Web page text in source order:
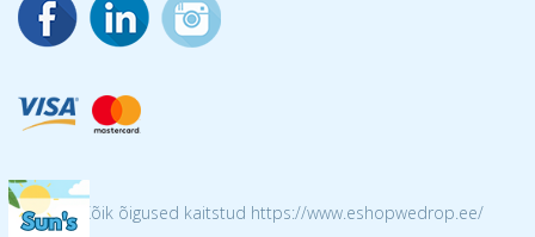
© 2026 Kõik õigused kaitstud https://www.eshopwedrop.ee/